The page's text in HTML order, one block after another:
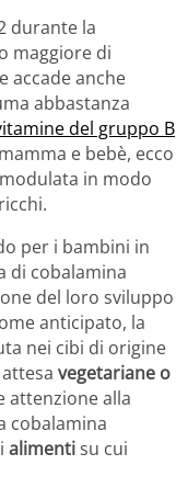
durante la
maggiore di
accade anche
abbastanza
del gruppo B
e bebè, ecco
in modo
per i bambini in
di cobalamina
del loro sviluppo
anticipato, la
nei cibi di origine
vegetariane o
attenzione alla
cobalamina
alimentisu cui